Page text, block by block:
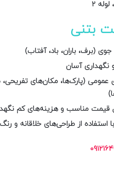
بتنی
جوی (برف، باران، باد، آفتاب)
نگهداری آسان
عمومی (پارک‌ها، مکان‌های تفریحی،
قیمت مناسب و هزینه‌های کم
استفاده از طراحی‌های خلاقانه و